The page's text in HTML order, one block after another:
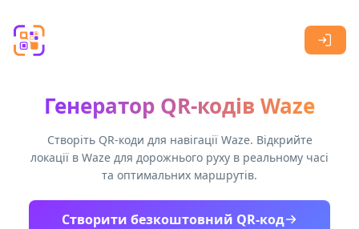
Генератор QR-кодів Waze
Створіть QR-коди для навігації Waze. Відкрийте
локації в Waze для дорожнього руху в реальному часі
та оптимальних маршрутів.
Створити безкоштовний QR-код